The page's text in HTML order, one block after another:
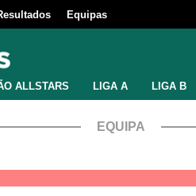
Equipas
ALLSTARS LIGA A LIGA B
EQUIPA